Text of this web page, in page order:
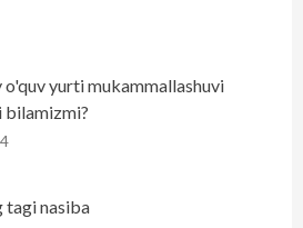
o'quv yurti mukammallashuvi
bilamizmi?
tagi nasiba